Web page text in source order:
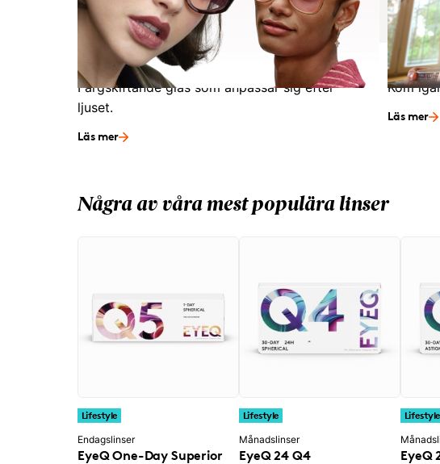
Upplev Color Touch
Färgskiftande glas som anpassar sig efter
ljuset.
Läs mer
Kom
Läs mer
Några av våra mest populära linser
Lifestyle
Endagslinser
EyeQ One-Day Superior
Lifestyle
Månadslinser
EyeQ 24 Q4
Lifestyle
EyeQ